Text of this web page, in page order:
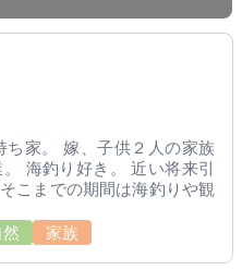
家。 嫁、子供２人の家族
海釣り好き。 近い将来引
こまでの期間は海釣りや観
然 家族